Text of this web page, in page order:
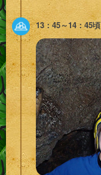
13：45～14：45頃